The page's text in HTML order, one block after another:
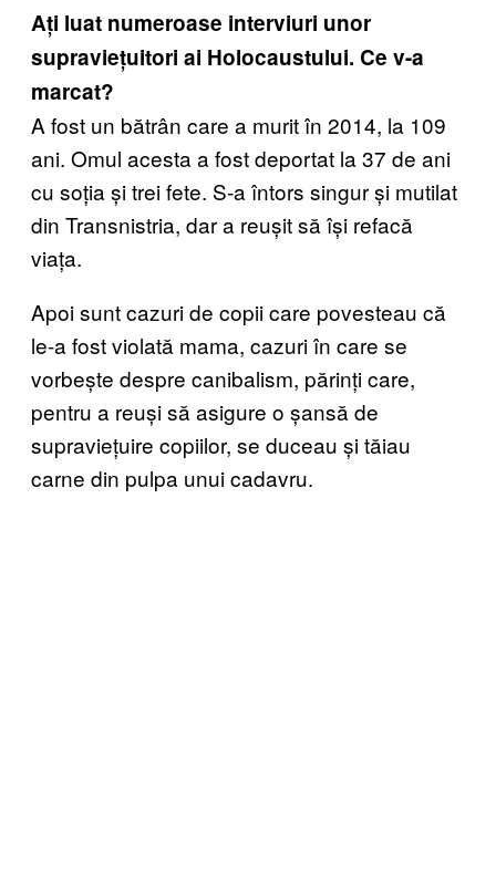
Ați luat numeroase interviuri unor
supraviețuitori ai Holocaustului. Ce v-a
marcat?
A fost un bătrân care a murit în 2014, la 109
ani. Omul acesta a fost deportat la 37 de ani
cu soția și trei fete. S-a întors singur și mutilat
din Transnistria, dar a reușit să își refacă
viața.
Apoi sunt cazuri de copii care povesteau că
le-a fost violată mama, cazuri în care se
vorbește despre canibalism, părinți care,
pentru a reuși să asigure o șansă de
supraviețuire copiilor, se duceau și tăiau
carne din pulpa unui cadavru.